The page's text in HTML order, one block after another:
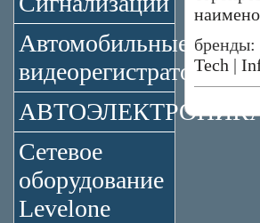
Автомобильные
видеорегистраторы
Сетевое
оборудование
Levelone
Tech |